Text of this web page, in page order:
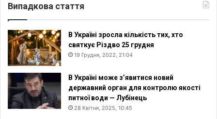
Випадкова стаття
В Україні зросла кількість тих, хто
святкує Різдво 25 грудня
19 Грудня, 2022, 21:04
В Україні може з’явитися новий
державний орган для контролю якості
питної води — Лубінець
28 Квітня, 2025, 10:45